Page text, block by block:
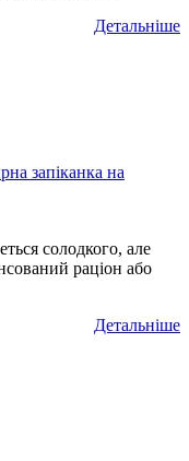
Детальніше
запіканка на
солодкого, але
раціон або
Детальніше